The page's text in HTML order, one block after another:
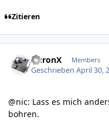
Zitieren
AuronX Members
GeschriebenApril 30,
@nic: Lass es mich
bohren.